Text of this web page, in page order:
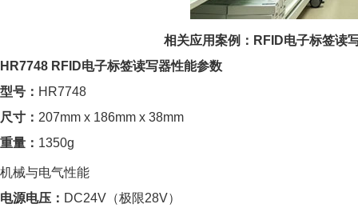
相关应用案例：RFID电子标签读
HR7748 RFID电子标签读写器性能参数
型号： HR7748
尺寸： 207mm x 186mm x 38mm
重量： 1350g
机械与电气性能
电源电压： DC24V（极限28V）